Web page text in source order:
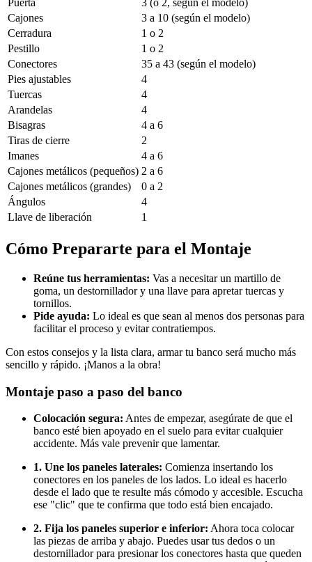
Puerta
3 (o 2, según el modelo)
Cajones
3 a 10 (según el modelo)
Cerradura
1 o 2
Pestillo
1 o 2
Conectores
35 a 43 (según el modelo)
Pies ajustables
4
Tuercas
4
Arandelas
4
Bisagras
4 a 6
Tiras de cierre
2
Imanes
4 a 6
Cajones metálicos (pequeños) 2 a 6
Cajones metálicos (grandes)
0 a 2
Ángulos
4
Llave de liberación
1
Cómo Prepararte para el Montaje
Reúne tus herramientas: Vas a necesitar un martillo de
goma, un destornillador y una llave para apretar tuercas y
tornillos.
Pide ayuda: Lo ideal es que sean al menos dos personas para
facilitar el proceso y evitar contratiempos.
Con estos consejos y la lista clara, armar tu banco será mucho más
sencillo y rápido. ¡Manos a la obra!
Montaje paso a paso del banco
Colocación segura: Antes de empezar, asegúrate de que el
banco esté bien apoyado en el suelo para evitar cualquier
accidente. Más vale prevenir que lamentar.
1. Une los paneles laterales: Comienza insertando los
conectores en los paneles de los lados. Lo ideal es hacerlo
desde el lado que te resulte más cómodo y accesible. Escucha
ese "clic" que te confirma que todo está bien encajado.
2. Fija los paneles superior e inferior: Ahora toca colocar
las piezas de arriba y abajo. Puedes usar tus dedos o un
destornillador para presionar los conectores hasta que queden